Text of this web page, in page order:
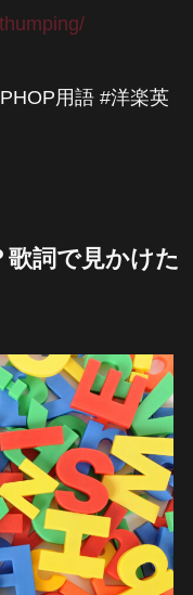
用語 #洋楽英
詞で見かけた